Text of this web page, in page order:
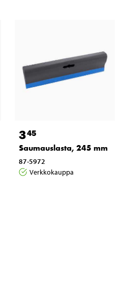
345
Saumauslasta, 245 mm
87-5972
Verkkokauppa